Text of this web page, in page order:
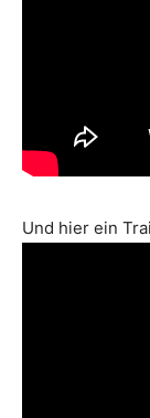
Und hier ein